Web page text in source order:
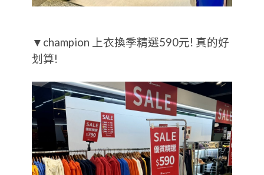
▼champion 上衣換季精選590元! 真的好
划算!